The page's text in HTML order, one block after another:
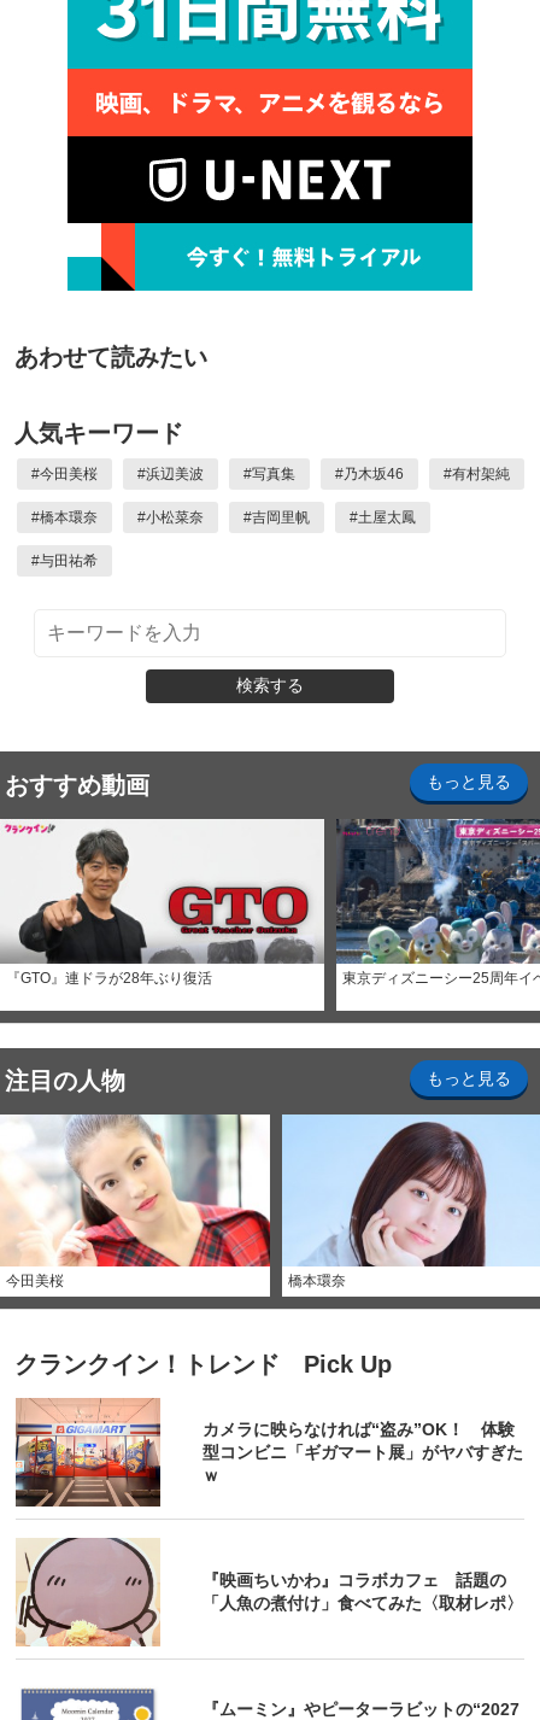
あわせて読みたい
人気キーワード
#今田美桜 #浜辺美波 #写真集 #乃木坂46 #有村架純
#橋本環奈 #小松菜奈 #吉岡里帆 #土屋太鳳
#与田祐希
検索する
おすすめ動画 もっと見る
『GTO』連ドラが28年ぶり復活 東京ディズニーシー25周年イ
注目の人物 もっと見る
今田美桜 橋本環奈
クランクイン！トレンド Pick Up
カメラに映らなければ“盗み”OK！ 体験
型コンビニ「ギガマート展」がヤバすぎた
ｗ
『映画ちいかわ』コラボカフェ 話題の
「人魚の煮付け」食べてみた〈取材レポ〉
『ムーミン』やピーターラビットの“2027